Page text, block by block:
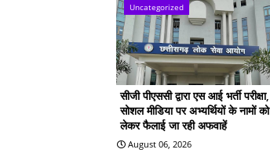
Uncategorized
सीजी पीएससी द्वारा एस आई भर्ती परीक्षा,
सोशल मीडिया पर अभ्यर्थियों के नामों को
लेकर फैलाई जा रही अफवाहें
August 06, 2026